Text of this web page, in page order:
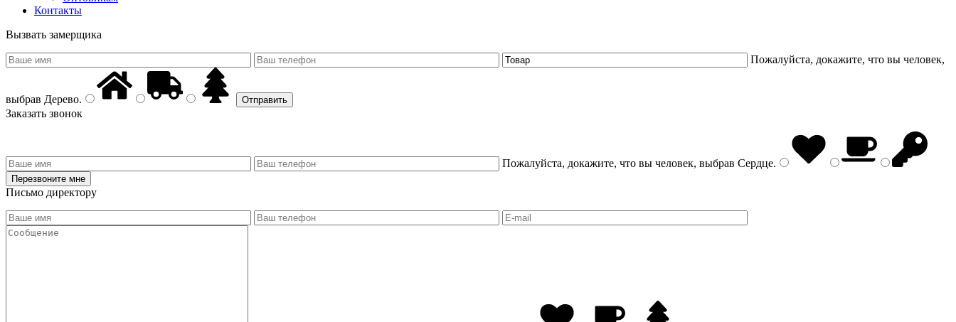
Контакты
Вызвать замерщика
Пожалуйста, докажите, что вы человек,
выбрав Дерево.
Заказать звонок
Пожалуйста, докажите, что вы человек, выбрав Сердце.
Письмо директору